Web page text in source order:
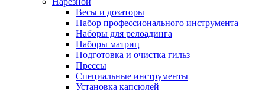
Весы и дозаторы
Набор профессионального инструмента
Наборы для релоадинга
Наборы матриц
Подготовка и очистка гильз
Прессы
Специальные инструменты
Установка капсюлей